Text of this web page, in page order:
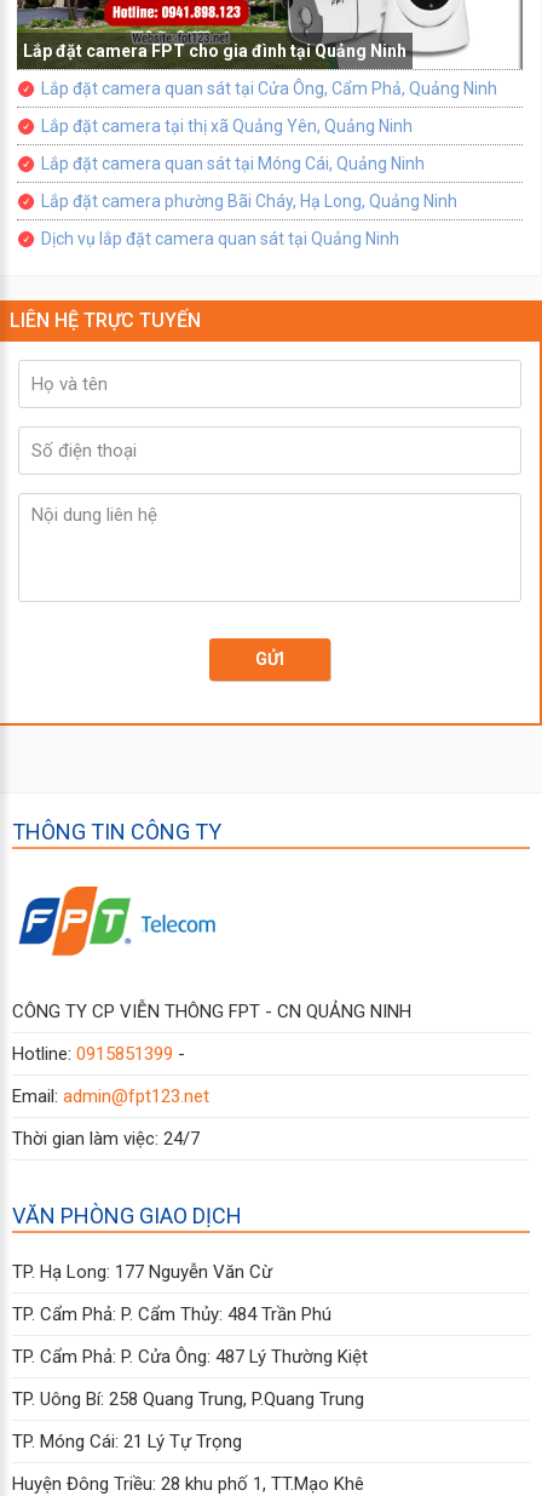
Lắp đặt camera FPT cho gia đình tại Quảng Ninh
Lắp đặt camera quan sát tại Cửa Ông, Cẩm Phả, Quảng Ninh
Lắp đặt camera tại thị xã Quảng Yên, Quảng Ninh
Lắp đặt camera quan sát tại Móng Cái, Quảng Ninh
Lắp đặt camera phường Bãi Cháy, Hạ Long, Quảng Ninh
Dịch vụ lắp đặt camera quan sát tại Quảng Ninh
LIÊN HỆ TRỰC TUYẾN
GỬI
THÔNG TIN CÔNG TY
CÔNG TY CP VIỄN THÔNG FPT - CN QUẢNG NINH
Hotline: 0915851399 -
Email: admin@fpt123.net
Thời gian làm việc: 24/7
VĂN PHÒNG GIAO DỊCH
TP. Hạ Long: 177 Nguyễn Văn Cừ
TP. Cẩm Phả: P. Cẩm Thủy: 484 Trần Phú
TP. Cẩm Phả: P. Cửa Ông: 487 Lý Thường Kiệt
TP. Uông Bí: 258 Quang Trung, P.Quang Trung
TP. Móng Cái: 21 Lý Tự Trọng
Huyện Đông Triều: 28 khu phố 1, TT.Mạo Khê